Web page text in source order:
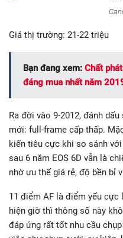
Giá thị trường: 21-22 triệu
Bạn đang xem: Chất
đáng mua nhất năm
Ra đời vào 9-2012, đánh
mới: full-frame cấp thấp.
kiến tiêu cực khi so sánh
sau 6 năm EOS 6D vẫn là
nhờ ưu thế giá rẻ, độ bền bỉ
11 điểm AF là điểm yếu cực
hiện giờ thì thông số này
đáp ứng rất tốt nhu cầu